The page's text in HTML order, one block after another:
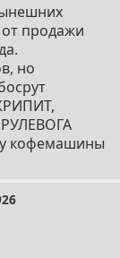
продажи
но
у кофемашины